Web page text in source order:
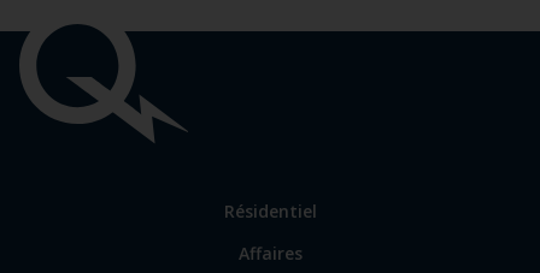
importants
Lien
les
Résidentiel
Affaires